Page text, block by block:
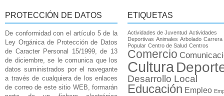
PROTECCIÓN DE DATOS
De conformidad con el artículo 5 de la
Ley Orgánica de Protección de Datos
de Caracter Personal 15/1999, de 13
de diciembre, se le comunica que los
datos suministrados por el navegante
a través de cualquiera de los enlaces
de correo de este sitio WEB, formarán
ETIQUETAS
Actividades de Juventud Actividades
Deportivas Animales Arbolado Carrera
Popular Centro de Salud Centros
Comercio
Cultura
Desarrollo Local
Educación Empleo